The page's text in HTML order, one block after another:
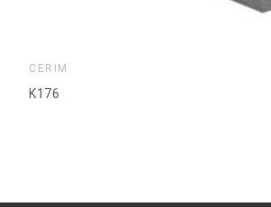
CERIM
K176